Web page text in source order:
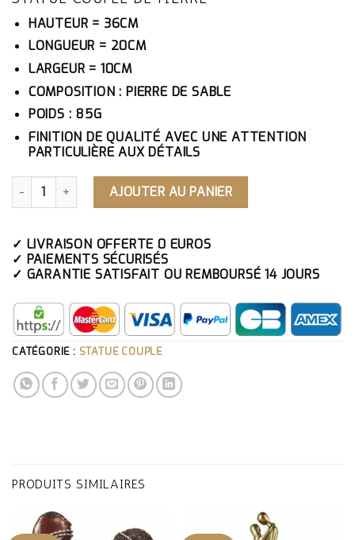
HAUTEUR = 36CM
LONGUEUR = 20CM
LARGEUR = 10CM
COMPOSITION : PIERRE DE SABLE
POIDS : 85G
FINITION DE QUALITÉ AVEC UNE ATTENTION
PARTICULIÈRE AUX DÉTAILS
QUANTITÉ DE STATUE COUPLE DE PIERRE
AJOUTER AU PANIER
✓ LIVRAISON OFFERTE 0 EUROS
✓ PAIEMENTS SÉCURISÉS
✓ GARANTIE SATISFAIT OU REMBOURSÉ 14 JOURS
CATÉGORIE : STATUE COUPLE
PRODUITS SIMILAIRES